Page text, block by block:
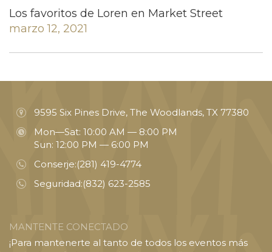
Los favoritos de Loren en Market Street
marzo 12, 2021
9595 Six Pines Drive, The Woodlands, TX 77380
Mon—Sat: 10:00 AM — 8:00 PM
Sun: 12:00 PM — 6:00 PM
Conserje:(281) 419-4774
Seguridad:(832) 623-2585
MANTENTE CONECTADO
¡Para mantenerte al tanto de todos los eventos más